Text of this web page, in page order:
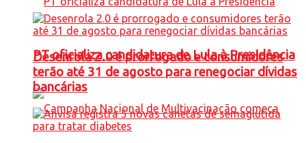
PT oficializa candidatura de Lula à Presidência
Desenrola 2.0 é prorrogado e consumidores
terão até 31 de agosto para renegociar dívidas
bancárias